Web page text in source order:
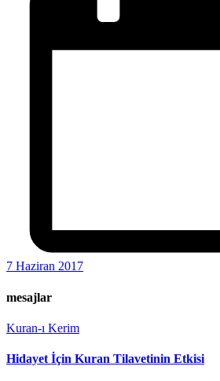
7 Haziran 2017
mesajlar
Kuran-ı Kerim
Hidayet İçin Kuran Tilavetinin Etkisi